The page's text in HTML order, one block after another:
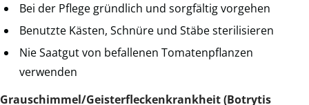
Bei der Pflege gründlich und sorgfältig vorgehen
Benutzte Kästen, Schnüre und Stäbe sterilisieren
Nie Saatgut von befallenen Tomatenpflanzen
verwenden
Grauschimmel/Geisterfleckenkrankheit (Botrytis